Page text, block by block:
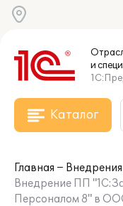
и
Каталог
Главная
Внедрения
Внедрение ПП
Персоналом 8" в